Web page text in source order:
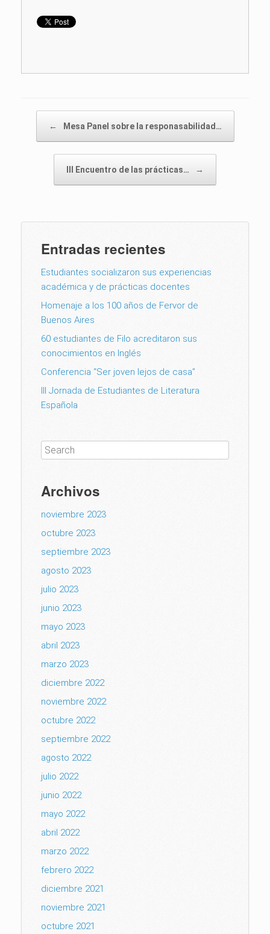
← Mesa Panel sobre la responasabilidad…
III Encuentro de las prácticas… →
Entradas recientes
Estudiantes socializaron sus experiencias
académica y de prácticas docentes
Homenaje a los 100 años de Fervor de
Buenos Aires
60 estudiantes de Filo acreditaron sus
conocimientos en Inglés
Conferencia “Ser joven lejos de casa”
III Jornada de Estudiantes de Literatura
Española
Archivos
noviembre 2023
octubre 2023
septiembre 2023
agosto 2023
julio 2023
junio 2023
mayo 2023
abril 2023
marzo 2023
diciembre 2022
noviembre 2022
octubre 2022
septiembre 2022
agosto 2022
julio 2022
junio 2022
mayo 2022
abril 2022
marzo 2022
febrero 2022
diciembre 2021
noviembre 2021
octubre 2021